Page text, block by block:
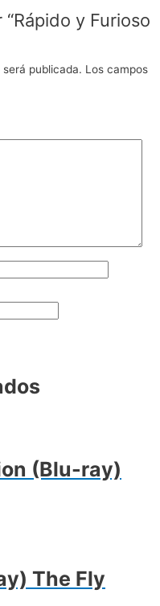
y Furioso
publicada. Los campos
(Blu-ray)
The Fly